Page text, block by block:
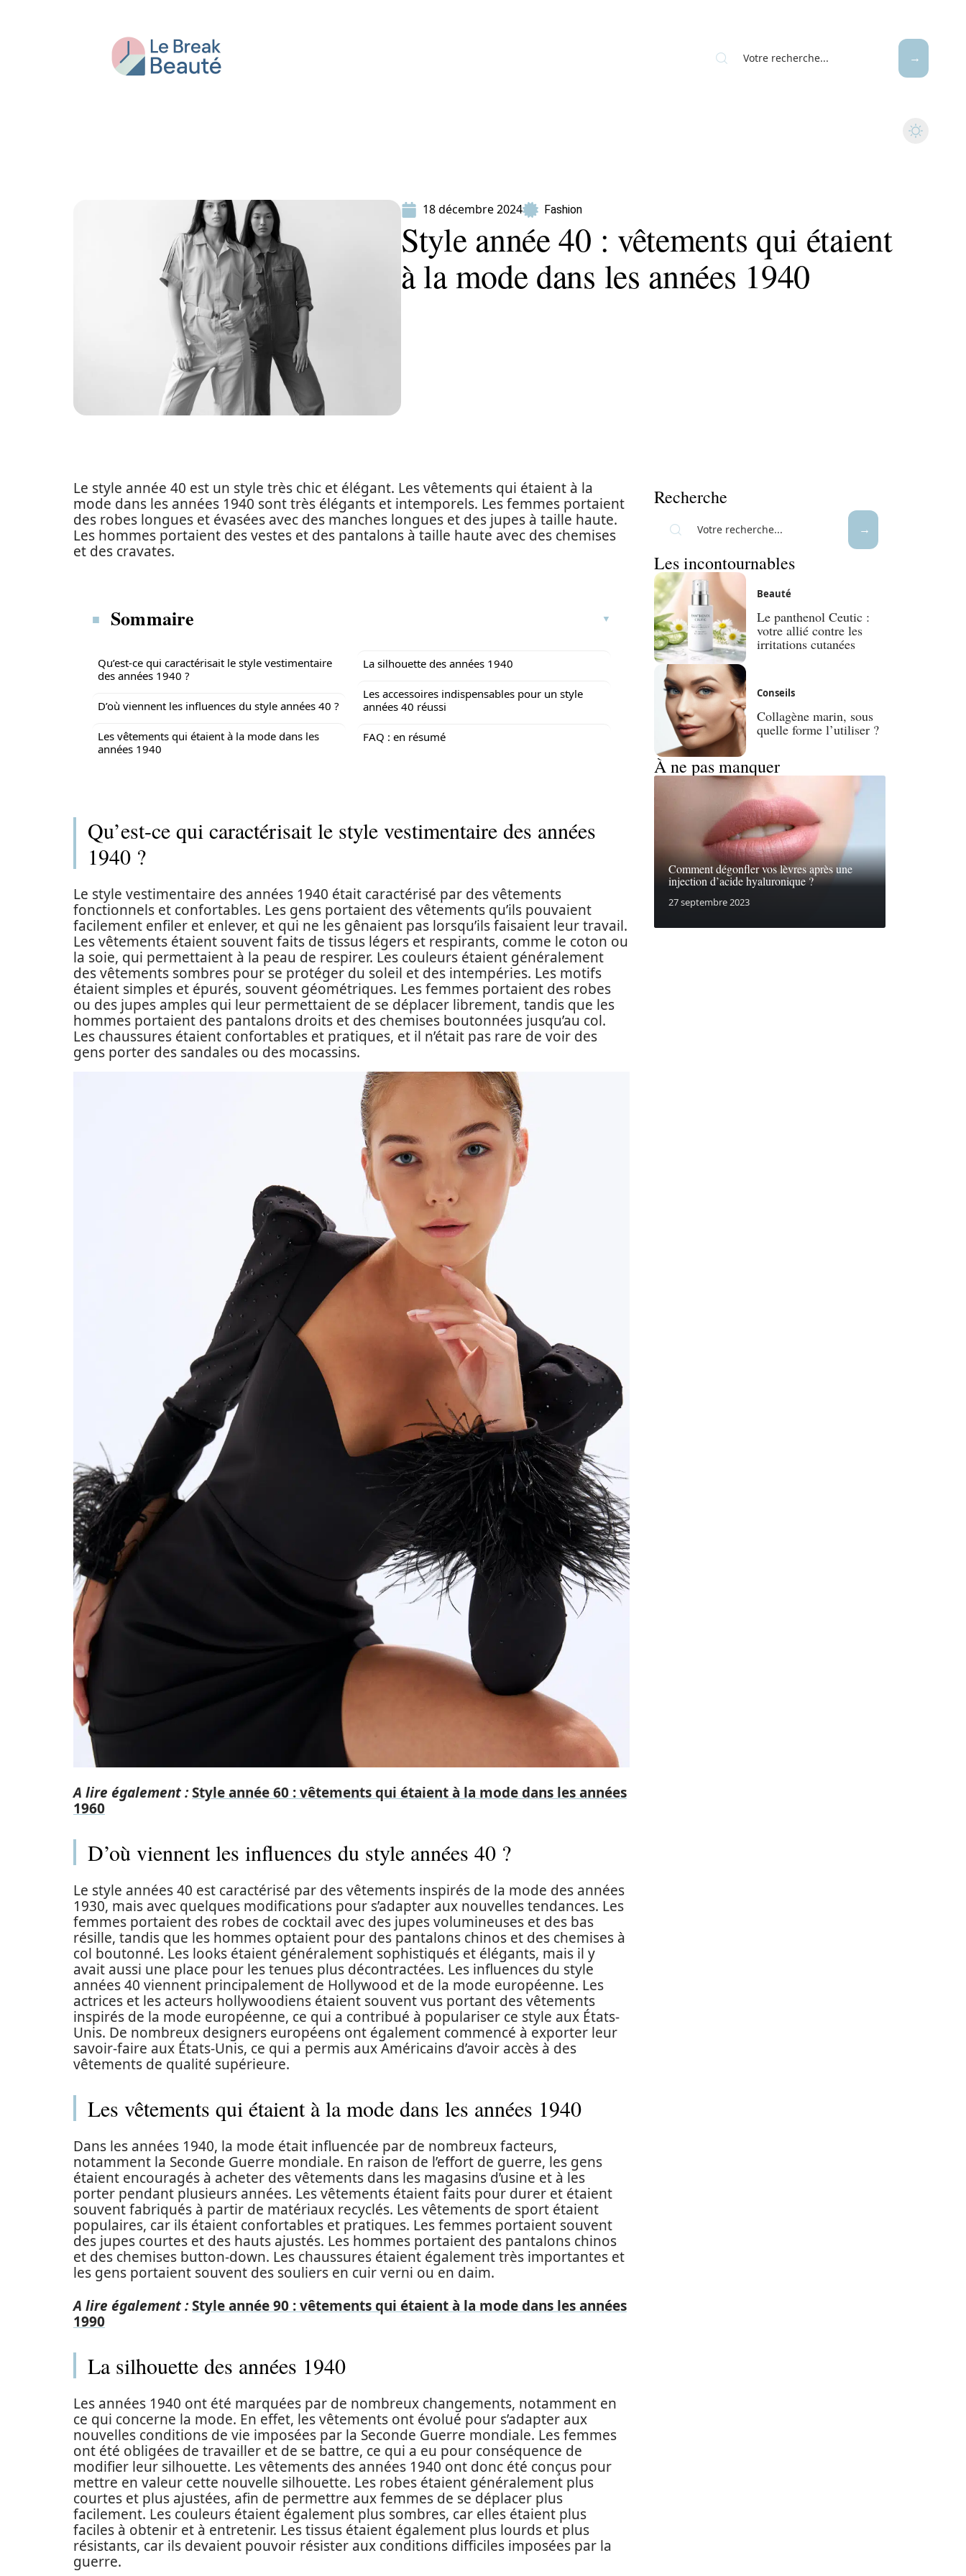
18 décembre 2024 Fashion
Style année 40 : vêtements qui étaient
à la mode dans les années 1940
Le style année 40 est un style très chic et élégant. Les vêtements qui étaient à la
mode dans les années 1940 sont très élégants et intemporels. Les femmes portaient
des robes longues et évasées avec des manches longues et des jupes à taille haute.
Les hommes portaient des vestes et des pantalons à taille haute avec des chemises
et des cravates.
Sommaire
Qu’est-ce qui caractérisait le style vestimentaire
des années 1940 ?
D’où viennent les influences du style années 40 ?
Les vêtements qui étaient à la mode dans les
années 1940
La silhouette des années 1940
Les accessoires indispensables pour un style
années 40 réussi
FAQ : en résumé
Qu’est-ce qui caractérisait le style vestimentaire des années
1940 ?
Le style vestimentaire des années 1940 était caractérisé par des vêtements
fonctionnels et confortables. Les gens portaient des vêtements qu’ils pouvaient
facilement enfiler et enlever, et qui ne les gênaient pas lorsqu’ils faisaient leur travail.
Les vêtements étaient souvent faits de tissus légers et respirants, comme le coton ou
la soie, qui permettaient à la peau de respirer. Les couleurs étaient généralement
des vêtements sombres pour se protéger du soleil et des intempéries. Les motifs
étaient simples et épurés, souvent géométriques. Les femmes portaient des robes
ou des jupes amples qui leur permettaient de se déplacer librement, tandis que les
hommes portaient des pantalons droits et des chemises boutonnées jusqu’au col.
Les chaussures étaient confortables et pratiques, et il n’était pas rare de voir des
gens porter des sandales ou des mocassins.
A lire également :Style année 60 : vêtements qui étaient à la mode dans les années
1960
D’où viennent les influences du style années 40 ?
Le style années 40 est caractérisé par des vêtements inspirés de la mode des années
1930, mais avec quelques modifications pour s’adapter aux nouvelles tendances. Les
femmes portaient des robes de cocktail avec des jupes volumineuses et des bas
résille, tandis que les hommes optaient pour des pantalons chinos et des chemises à
col boutonné. Les looks étaient généralement sophistiqués et élégants, mais il y
avait aussi une place pour les tenues plus décontractées. Les influences du style
années 40 viennent principalement de Hollywood et de la mode européenne. Les
actrices et les acteurs hollywoodiens étaient souvent vus portant des vêtements
inspirés de la mode européenne, ce qui a contribué à populariser ce style aux États-
Unis. De nombreux designers européens ont également commencé à exporter leur
savoir-faire aux États-Unis, ce qui a permis aux Américains d’avoir accès à des
vêtements de qualité supérieure.
Les vêtements qui étaient à la mode dans les années 1940
Dans les années 1940, la mode était influencée par de nombreux facteurs,
notamment la Seconde Guerre mondiale. En raison de l’effort de guerre, les gens
étaient encouragés à acheter des vêtements dans les magasins d’usine et à les
porter pendant plusieurs années. Les vêtements étaient faits pour durer et étaient
souvent fabriqués à partir de matériaux recyclés. Les vêtements de sport étaient
populaires, car ils étaient confortables et pratiques. Les femmes portaient souvent
des jupes courtes et des hauts ajustés. Les hommes portaient des pantalons chinos
et des chemises button-down. Les chaussures étaient également très importantes et
les gens portaient souvent des souliers en cuir verni ou en daim.
A lire également :Style année 90 : vêtements qui étaient à la mode dans les années
1990
La silhouette des années 1940
Les années 1940 ont été marquées par de nombreux changements, notamment en
ce qui concerne la mode. En effet, les vêtements ont évolué pour s’adapter aux
nouvelles conditions de vie imposées par la Seconde Guerre mondiale. Les femmes
ont été obligées de travailler et de se battre, ce qui a eu pour conséquence de
modifier leur silhouette. Les vêtements des années 1940 ont donc été conçus pour
mettre en valeur cette nouvelle silhouette. Les robes étaient généralement plus
courtes et plus ajustées, afin de permettre aux femmes de se déplacer plus
facilement. Les couleurs étaient également plus sombres, car elles étaient plus
faciles à obtenir et à entretenir. Les tissus étaient également plus lourds et plus
résistants, car ils devaient pouvoir résister aux conditions difficiles imposées par la
guerre.
Recherche
Les incontournables
Beauté
Le panthenol Ceutic :
votre allié contre les
irritations cutanées
Conseils
Collagène marin, sous
quelle forme l’utiliser ?
À ne pas manquer
Comment dégonfler vos lèvres après une
injection d’acide hyaluronique ?
27 septembre 2023